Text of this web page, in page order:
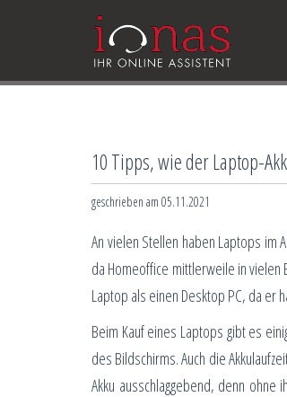
10 Tipps, wie der Laptop-
geschrieben am 05.11.2021
An vielen Stellen haben Laptops im
da Homeoffice mittlerweile in vielen
Laptop als einen Desktop PC, da
Beim Kauf eines Laptops gibt es
des Bildschirms. Auch die
Akku ausschlaggebend, denn